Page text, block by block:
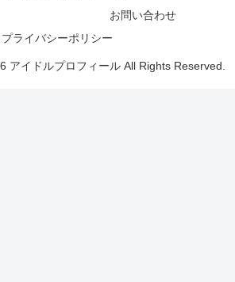
お問い合わせ
プライバシーポリシー
アイドルプロフィール All Rights Reserved.